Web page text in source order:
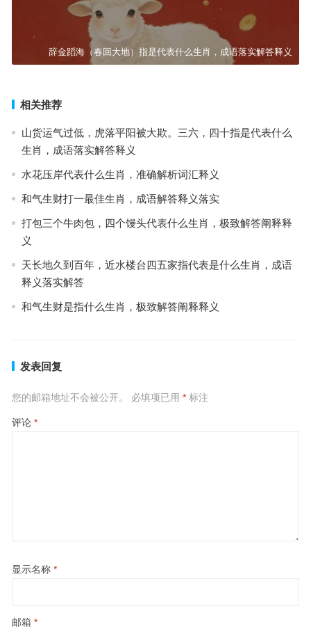
辞金蹈海（春回大地）指是代表什么生肖，成语落实解答释义
相关推荐
山货运气过低，虎落平阳被大欺。三六，四十指是代表什么
生肖，成语落实解答释义
水花压岸代表什么生肖，准确解析词汇释义
和气生财打一最佳生肖，成语解答释义落实
打包三个牛肉包，四个馒头代表什么生肖，极致解答阐释释
义
天长地久到百年，近水楼台四五家指代表是什么生肖，成语
释义落实解答
和气生财是指什么生肖，极致解答阐释释义
发表回复
您的邮箱地址不会被公开。 必填项已用 *标注
评论 *
显示名称 *
邮箱 *